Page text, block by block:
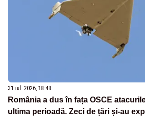
31 iul. 2026, 18:48
România a dus în fața OSCE
ultima perioadă. Zeci de țări și-au